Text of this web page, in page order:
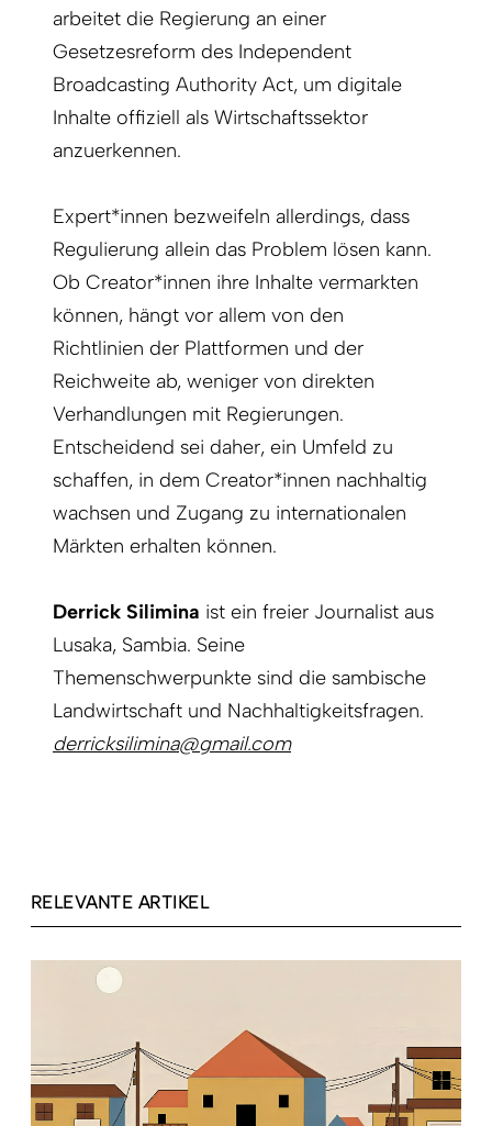
arbeitet die Regierung an einer
Gesetzesreform des Independent
Broadcasting Authority Act, um digitale
Inhalte offiziell als Wirtschaftssektor
anzuerkennen.
Expert*innen bezweifeln allerdings, dass
Regulierung allein das Problem lösen kann.
Ob Creator*innen ihre Inhalte vermarkten
können, hängt vor allem von den
Richtlinien der Plattformen und der
Reichweite ab, weniger von direkten
Verhandlungen mit Regierungen.
Entscheidend sei daher, ein Umfeld zu
schaffen, in dem Creator*innen nachhaltig
wachsen und Zugang zu internationalen
Märkten erhalten können.
Derrick Silimina ist ein freier Journalist aus
Lusaka, Sambia. Seine
Themenschwerpunkte sind die sambische
Landwirtschaft und Nachhaltigkeitsfragen.
derricksilimina@gmail.com
RELEVANTE ARTIKEL